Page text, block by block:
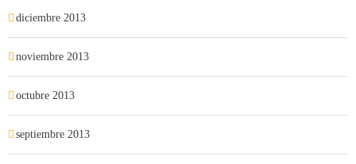
diciembre 2013
noviembre 2013
octubre 2013
septiembre 2013